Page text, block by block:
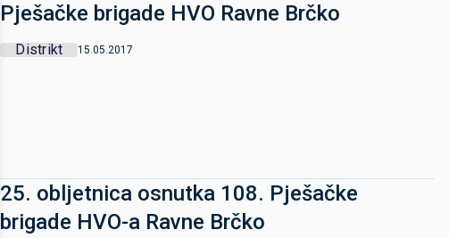
Pješačke brigade HVO Ravne Brčko
Distrikt 15.05.2017
25. obljetnica osnutka 108. Pješačke
brigade HVO-a Ravne Brčko